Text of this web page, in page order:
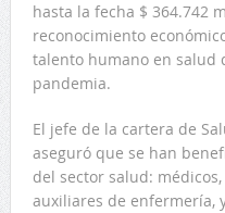
hasta la fecha $ 364.742
reconocimiento
talento humano en salud
pandemia.
El jefe de la cartera de
aseguró que se han
del sector salud:
auxiliares de enfermería,